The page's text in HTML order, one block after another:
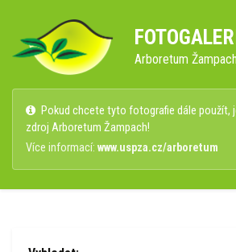
Arboretum Žampach
Pokud chcete tyto fotografie dále použít,
zdroj Arboretum Žampach!
Více informací: www.uspza.cz/arboretum